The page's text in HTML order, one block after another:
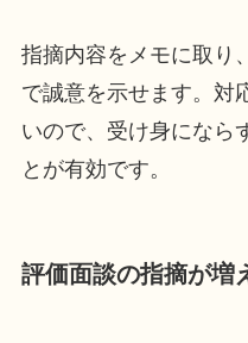
指摘内容をメモに取り
で誠意を示せます。対
いので、受け身になら
とが有効です。
評価面談の指摘が増